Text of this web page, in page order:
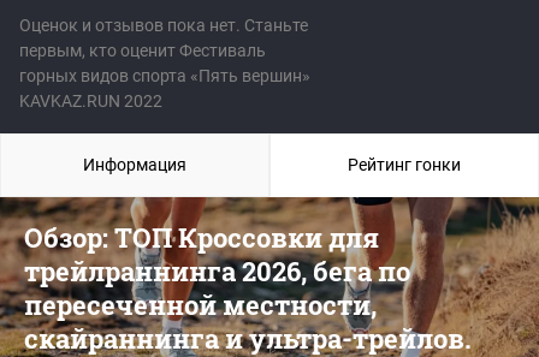
Оценок и отзывов пока нет. Станьте
первым, кто оценит Фестиваль
горных видов спорта «Пять вершин»
KAVKAZ.RUN 2022
Обзор: ТОП Кроссовки для
трейлраннинга 2026, бега по
пересеченной местности,
скайраннинга и ультра-трейлов.
Информация Рейтинг гонки